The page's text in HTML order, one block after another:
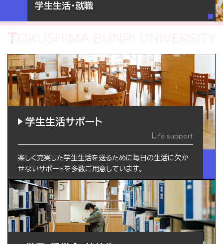
学生生活・就職
学生生活サポート
ife support
楽しく充実した学生生活を送るために毎日の生活に欠か
せないサポートを多数ご用意しています。